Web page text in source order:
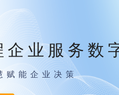
企业服务数
赋能企业决策